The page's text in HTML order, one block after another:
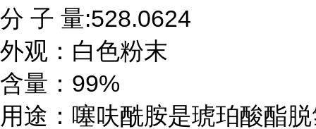
分 子 量:528.0624
外观：白色粉末
含量：99%
用途：噻呋酰胺是琥珀酸酯